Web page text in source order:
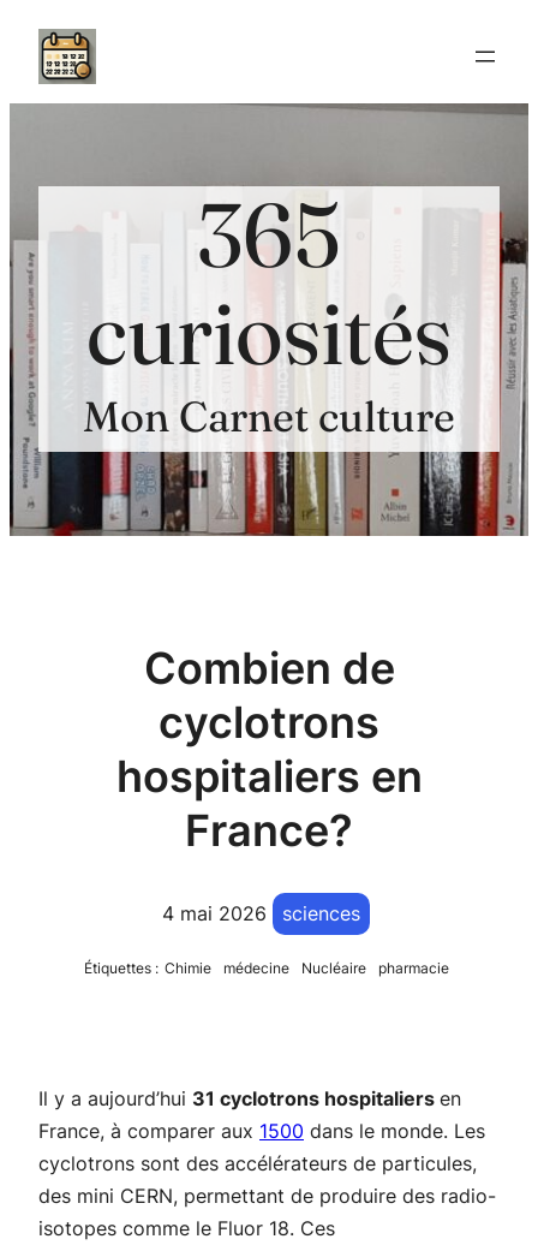
Aller
contenu
365
curiosités
Mon Carnet culture
Combien de
cyclotrons
hospitaliers en
France?
4 mai 2026 sciences
Étiquettes : Chimie médecine Nucléaire pharmacie
Il y a aujourd’hui 31 cyclotrons hospitaliers en
France, à comparer aux 1500 dans le monde. Les
cyclotrons sont des accélérateurs de particules,
des mini CERN, permettant de produire des radio-
isotopes comme le Fluor 18. Ces